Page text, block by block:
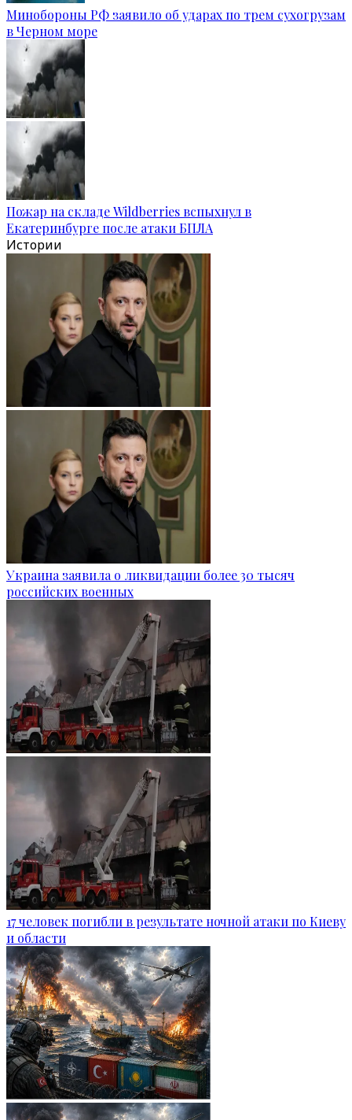
Минобороны РФ заявило об ударах по трем сухогрузам
в Черном море
Пожар на складе Wildberries вспыхнул в
Екатеринбурге после атаки БПЛА
Истории
Украина заявила о ликвидации более 30 тысяч
российских военных
17 человек погибли в результате ночной атаки по Киеву
и области